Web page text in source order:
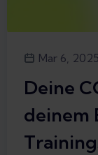
Mar 6, 2025
Deine
deinem